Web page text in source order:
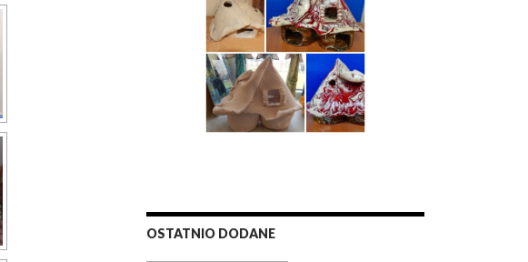
OSTATNIO DODANE